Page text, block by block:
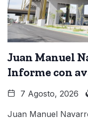
Juan Manuel
Informe con
7 Agosto, 2026
Juan Manuel